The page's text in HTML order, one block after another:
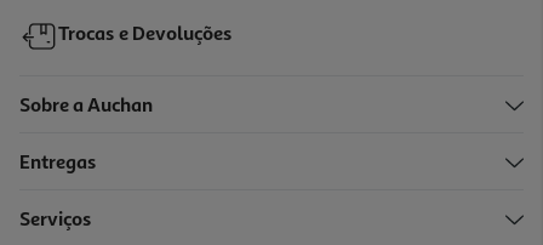
Trocas e Devoluções
Sobre a Auchan
Entregas
Serviços